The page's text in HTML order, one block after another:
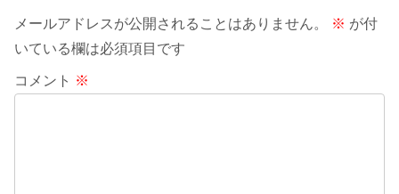
メールアドレスが公開されることはありません。 ※ が付
いている欄は必須項目です
コメント ※